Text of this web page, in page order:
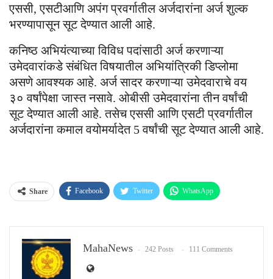
एससी, एसटीआणि अपंग प्रवर्गातील अर्जदारांना अर्ज शुल्क
भरण्यापासून सूट देण्यात आली आहे.
कनिष्ठ अभियंत्याच्या विविध पदांसाठी अर्ज करणाऱ्या
उमेदवारांकडे संबंधित विषयातील अभियांत्रिकी डिप्लोमा
असणे आवश्यक आहे. अर्ज सादर करणाऱ्या उमेदवाराचे वय
३० वर्षांपेक्षा जास्त नसावे. ओबीसी उमेदवारांना तीन वर्षांची
सूट देण्यात आली आहे. तसेच एससी आणि एसटी प्रवर्गातील
अर्जदारांना कमाल वयोमर्यादेत 5 वर्षांची सूट देण्यात आली आहे.
Share Facebook Twitter WhatsApp
MahaNews 242 Posts 111 Comments